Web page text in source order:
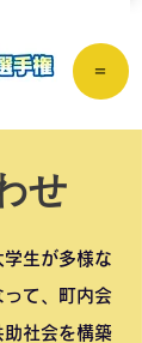
＝
せ
生が多様な
って、町内会
助社会を構築